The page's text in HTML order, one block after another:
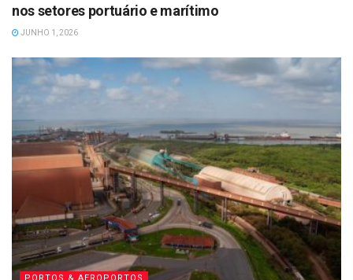
nos setores portuário e marítimo
JUNHO 1, 2026
PORTOS & AEROPORTOS